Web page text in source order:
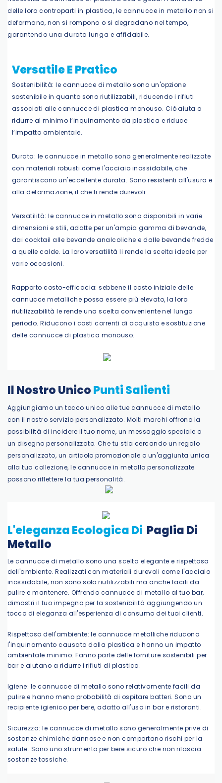
delle loro controparti in plastica, le cannucce in metallo non si
deformano, non si rompono o si degradano nel tempo,
garantendo una durata lunga e affidabile.
Versatile E Pratico
Sostenibilità: le cannucce di metallo sono un'opzione
sostenibile in quanto sono riutilizzabili, riducendo i rifiuti
associati alle cannucce di plastica monouso. Ciò aiuta a
ridurre al minimo l’inquinamento da plastica e riduce
l’impatto ambientale.
Durata: le cannucce in metallo sono generalmente realizzate
con materiali robusti come l'acciaio inossidabile, che
garantiscono un'eccellente durata. Sono resistenti all'usura e
alla deformazione, il che li rende durevoli.
Versatilità: le cannucce in metallo sono disponibili in varie
dimensioni e stili, adatte per un'ampia gamma di bevande,
dai cocktail alle bevande analcoliche e dalle bevande fredde
a quelle calde. La loro versatilità li rende la scelta ideale per
varie occasioni.
Rapporto costo-efficacia: sebbene il costo iniziale delle
cannucce metalliche possa essere più elevato, la loro
riutilizzabilità le rende una scelta conveniente nel lungo
periodo. Riducono i costi correnti di acquisto e sostituzione
delle cannucce di plastica monouso.
Il Nostro UnicoPunti Salienti
Aggiungiamo un tocco unico alle tue cannucce di metallo
con il nostro servizio personalizzato. Molti marchi offrono la
possibilità di incidere il tuo nome, un messaggio speciale o
un disegno personalizzato. Che tu stia cercando un regalo
personalizzato, un articolo promozionale o un'aggiunta unica
alla tua collezione, le cannucce in metallo personalizzate
possono riflettere la tua personalità.
L'eleganza Ecologica Di Paglia Di
Metallo
Le cannucce di metallo sono una scelta elegante e rispettosa
dell'ambiente. Realizzati con materiali durevoli come l'acciaio
inossidabile, non sono solo riutilizzabili ma anche facili da
pulire e mantenere. Offrendo cannucce di metallo al tuo bar,
dimostri il tuo impegno per la sostenibilità aggiungendo un
tocco di eleganza all'esperienza di consumo dei tuoi clienti.
Rispettoso dell'ambiente: le cannucce metalliche riducono
l'inquinamento causato dalla plastica e hanno un impatto
ambientale minimo. Fanno parte delle forniture sostenibili per
bar e aiutano a ridurre i rifiuti di plastica.
Igiene: le cannucce di metallo sono relativamente facili da
pulire e hanno meno probabilità di ospitare batteri. Sono un
recipiente igienico per bere, adatto all'uso in bar e ristoranti.
Sicurezza: le cannucce di metallo sono generalmente prive di
sostanze chimiche dannose e non comportano rischi per la
salute. Sono uno strumento per bere sicuro che non rilascia
sostanze tossiche.